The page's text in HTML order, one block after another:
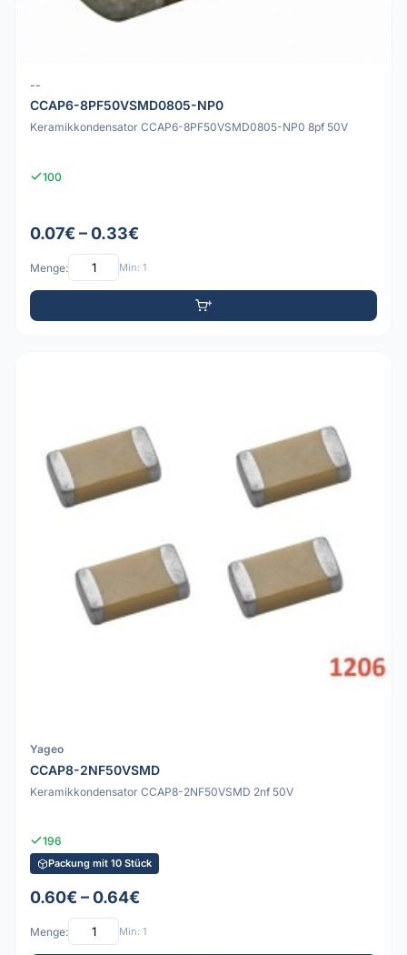
--
CCAP6-8PF50VSMD0805-NP0
Keramikkondensator CCAP6-8PF50VSMD0805-NP0 8pf 50V
100
0.07€ – 0.33€
Menge: Min: 1
Yageo
CCAP8-2NF50VSMD
Keramikkondensator CCAP8-2NF50VSMD 2nf 50V
196
Packung mit 10 Stück
0.60€ – 0.64€
Menge: Min: 1